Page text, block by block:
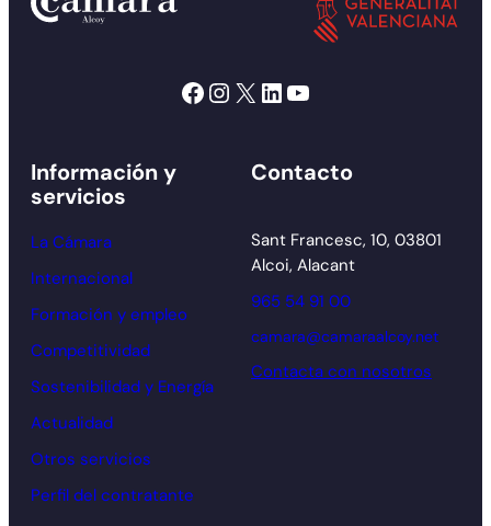
Facebook Instagram X LinkedIn YouTube
Información y
servicios
La Cámara
Internacional
Formación y empleo
Competitividad
Sostenibilidad y Energía
Actualidad
Otros servicios
Perfil del contratante
Contacto
Sant Francesc, 10, 03801
Alcoi, Alacant
965 54 91 00
camara@camaraalcoy.net
Contacta con nosotros